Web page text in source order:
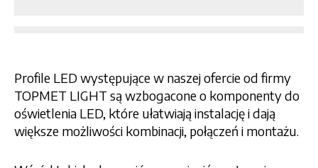
Profile LED występujące w naszej ofercie od firmy
TOPMET LIGHT są wzbogacone o komponenty do
oświetlenia LED, które ułatwiają instalację i dają
większe możliwości kombinacji, połączeń i montażu.